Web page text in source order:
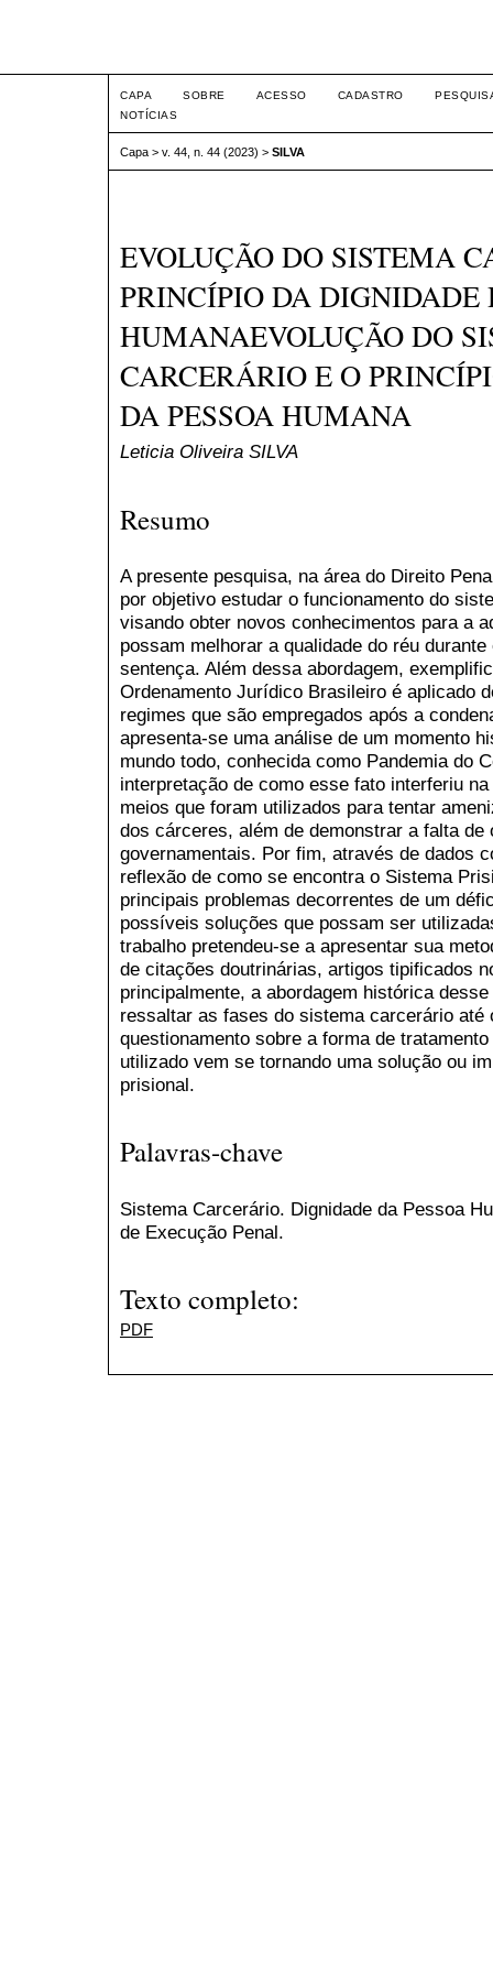
CAPA SOBRE ACESSO CADASTRO
NOTÍCIAS
Capa > v. 44, n. 44 (2023) > SILVA
EVOLUÇÃO DO SISTEMA
PRINCÍPIO DA DIGNIDADE
HUMANAEVOLUÇÃO DO
CARCERÁRIO E O
DA PESSOA HUMANA
Leticia Oliveira SILVA
Resumo
A presente pesquisa, na área do Direito
por objetivo estudar o funcionamento do
visando obter novos conhecimentos para a
possam melhorar a qualidade do réu
sentença. Além dessa abordagem,
Ordenamento Jurídico Brasileiro é aplicado
regimes que são empregados após a
apresenta-se uma análise de um momento
mundo todo, conhecida como Pandemia do
interpretação de como esse fato interferiu
meios que foram utilizados para tentar
dos cárceres, além de demonstrar a falta de
governamentais. Por fim, através de dados
reflexão de como se encontra o Sistema
principais problemas decorrentes de um
possíveis soluções que possam ser
trabalho pretendeu-se a apresentar sua
de citações doutrinárias, artigos tipificados
principalmente, a abordagem histórica
ressaltar as fases do sistema carcerário até
questionamento sobre a forma de
utilizado vem se tornando uma solução ou
prisional.
Palavras-chave
Sistema Carcerário. Dignidade da Pessoa
de Execução Penal.
Texto completo:
PDF